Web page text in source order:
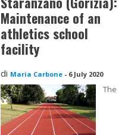
Maintenance of an
athletics school
facility
di Maria Carbone - 6 July 2020
The